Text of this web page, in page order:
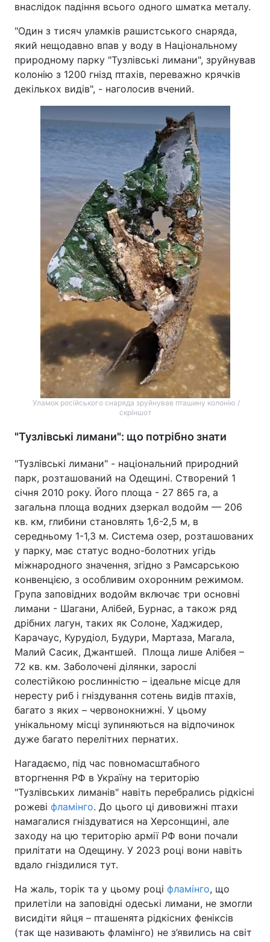
внаслідок падіння всього одного шматка металу.
"Один з тисяч уламків рашистського снаряда,
який нещодавно впав у воду в Національному
природному парку "Тузлівські лимани", зруйнував
колонію з 1200 гнізд птахів, переважно крячків
декількох видів", - наголосив вчений.
Уламок російського снаряда зруйнував пташину колонію /
скріншот
"Тузлівські лимани": що потрібно знати
"Тузлівські лимани" - національний природний
парк, розташований на Одещині. Створений 1
січня 2010 року. Його площа - 27 865 га, а
загальна площа водних дзеркал водойм — 206
кв. км, глибини становлять 1,6-2,5 м, в
середньому 1-1,3 м. Система озер, розташованих
у парку, має статус водно-болотних угідь
міжнародного значення, згідно з Рамсарською
конвенцією, з особливим охоронним режимом.
Група заповідних водойм включає три основні
лимани - Шагани, Алібей, Бурнас, а також ряд
дрібних лагун, таких як Солоне, Хаджидер,
Карачаус, Курудіол, Будури, Мартаза, Магала,
Малий Сасик, Джантшей. Площа лише Алібея –
72 кв. км. Заболочені ділянки, зарослі
солестійкою рослинністю – ідеальне місце для
нересту риб і гніздування сотень видів птахів,
багато з яких – червонокнижні. У цьому
унікальному місці зупиняються на відпочинок
дуже багато перелітних пернатих.
Нагадаємо, під час повномасштабного
вторгнення РФ в Україну на територію
"Тузлівських лиманів" навіть перебрались рідкісні
рожеві фламінго. До цього ці дивовижні птахи
намагалися гніздуватися на Херсонщині, але
заходу на цю територію армії РФ вони почали
прилітати на Одещину. У 2023 році вони навіть
вдало гніздилися тут.
На жаль, торік та у цьому році фламінго, що
прилетіли на заповідні одеські лимани, не змогли
висидіти яйця – пташенята рідкісних феніксів
(так ще називають фламінго) не з’явились на світ